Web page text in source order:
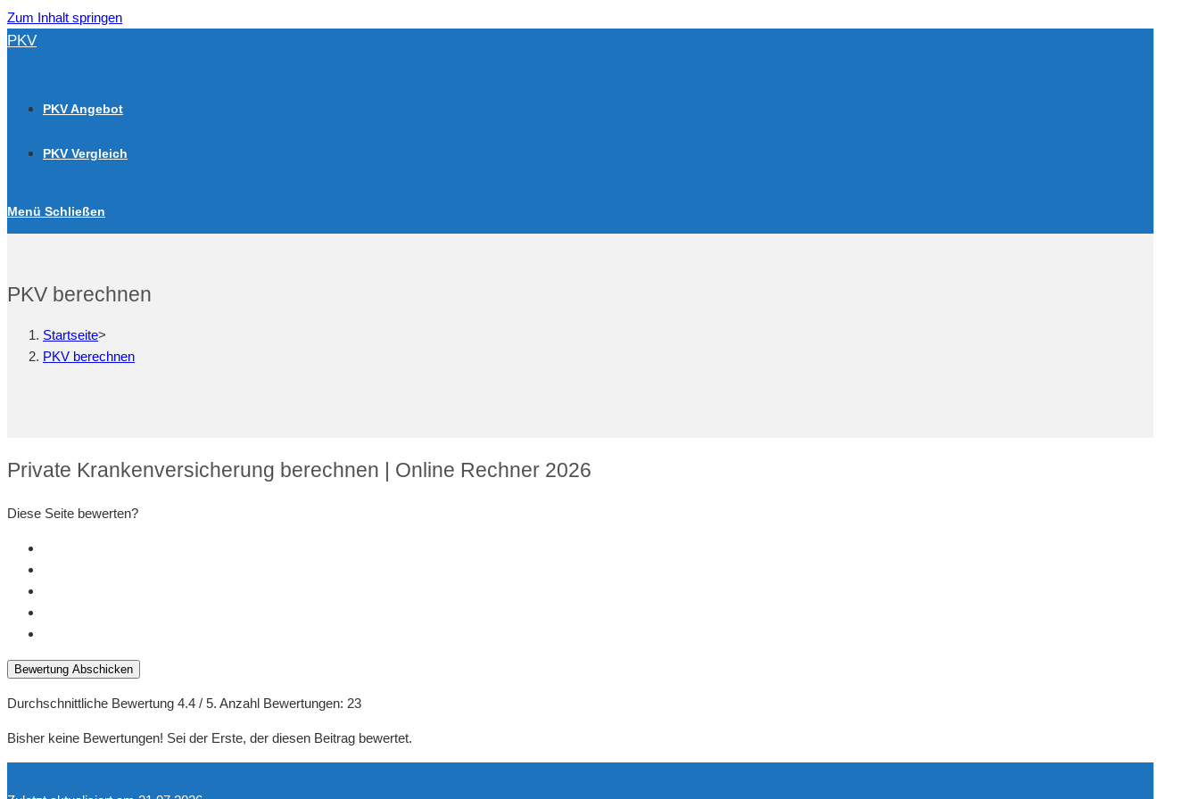
Zum Inhalt springen
PKV
PKV Angebot
PKV Vergleich
Menü Schließen
PKV berechnen
Startseite>
PKV berechnen
Private Krankenversicherung berechnen | Online Rechner 2026
Diese Seite bewerten?
Bewertung Abschicken
Durchschnittliche Bewertung 4.4 / 5. Anzahl Bewertungen: 23
Bisher keine Bewertungen! Sei der Erste, der diesen Beitrag bewertet.